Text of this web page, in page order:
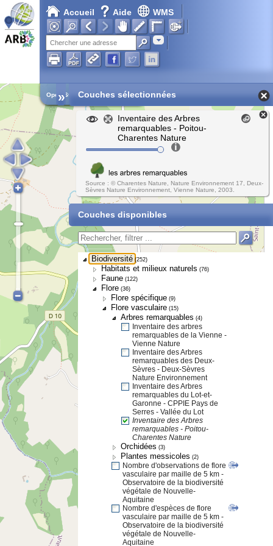
Accueil Aide WMS
Adresse
Open Street Map
» Couches sélectionnées
Inventaire des Arbres
remarquables - Poitou-
Charentes Nature
Source : © Charentes Nature, Nature Environnement 17, Deux-
Sèvres Nature Environnement, Vienne Nature, 2003.
Couches disponibles
Biodiversité (252)
Habitats et milieux naturels (76)
Faune (122)
Flore (36)
Flore spécifique (9)
Flore vasculaire (15)
Arbres remarquables (4)
Inventaire des arbres
remarquables de la Vienne -
Vienne Nature
Inventaire des Arbres
remarquables des Deux-
Sèvres - Deux-Sèvres
Nature Environnement
Inventaire des Arbres
remarquables du Lot-et-
Garonne - CPPIE Pays de
Serres - Vallée du Lot
Inventaire des Arbres
remarquables - Poitou-
Charentes Nature
Orchidées (3)
Plantes messicoles (2)
Nombre d'observations de flore
vasculaire par maille de 5 km -
Observatoire de la biodiversité
végétale de Nouvelle-
Aquitaine
Nombre d'espèces de flore
vasculaire par maille de 5 km -
Observatoire de la biodiversité
végétale de Nouvelle-
Aquitaine